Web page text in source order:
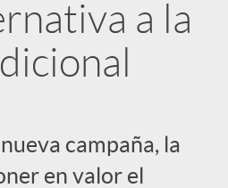
a la
campaña, la
en valor el